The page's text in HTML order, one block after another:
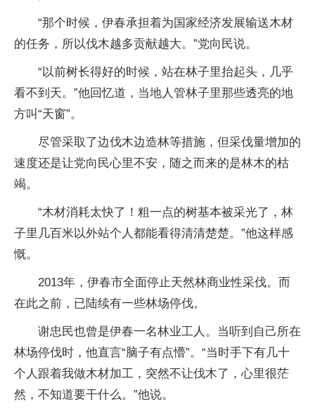
“那个时候，伊春承担着为国家经济发展输送木材
的任务，所以伐木越多贡献越大。”党向民说。
“以前树长得好的时候，站在林子里抬起头，几乎
看不到天。”他回忆道，当地人管林子里那些透亮的地
方叫“天窗”。
尽管采取了边伐木边造林等措施，但采伐量增加的
速度还是让党向民心里不安，随之而来的是林木的枯
竭。
“木材消耗太快了！粗一点的树基本被采光了，林
子里几百米以外站个人都能看得清清楚楚。”他这样感
慨。
2013年，伊春市全面停止天然林商业性采伐。而
在此之前，已陆续有一些林场停伐。
谢忠民也曾是伊春一名林业工人。当听到自己所在
林场停伐时，他直言“脑子有点懵”。“当时手下有几十
个人跟着我做木材加工，突然不让伐木了，心里很茫
然，不知道要干什么。”他说。